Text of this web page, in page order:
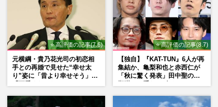
【2026年】結婚しそうな芸能人カップル！
有村架純＆高橋海人他、ランキング発表
週刊女性2026年1月6日・13日号 2025/12/31
【2025年timelesz記事BEST5】『タイプ
ロ』一般新人メンバー、女性写真流出、目
黒蓮と原嘉孝の絆、問題視さ…
⭐ 高評価の記事(7.6)
元横綱・貴乃花光司の初恋相
手との再婚で見せた“幸せ太
り”姿に「昔より幸せそう」
⭐ 高評価の記事(8.7)
【独自】『KAT-TUN』6人が再
集結か、亀梨和也と赤西仁が
「秋に驚く発表」田中聖の刑